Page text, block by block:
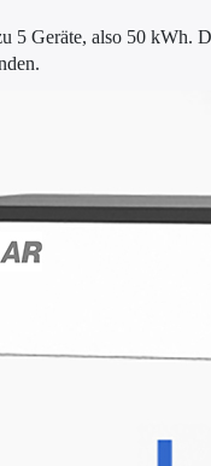
5 Geräte, also 50